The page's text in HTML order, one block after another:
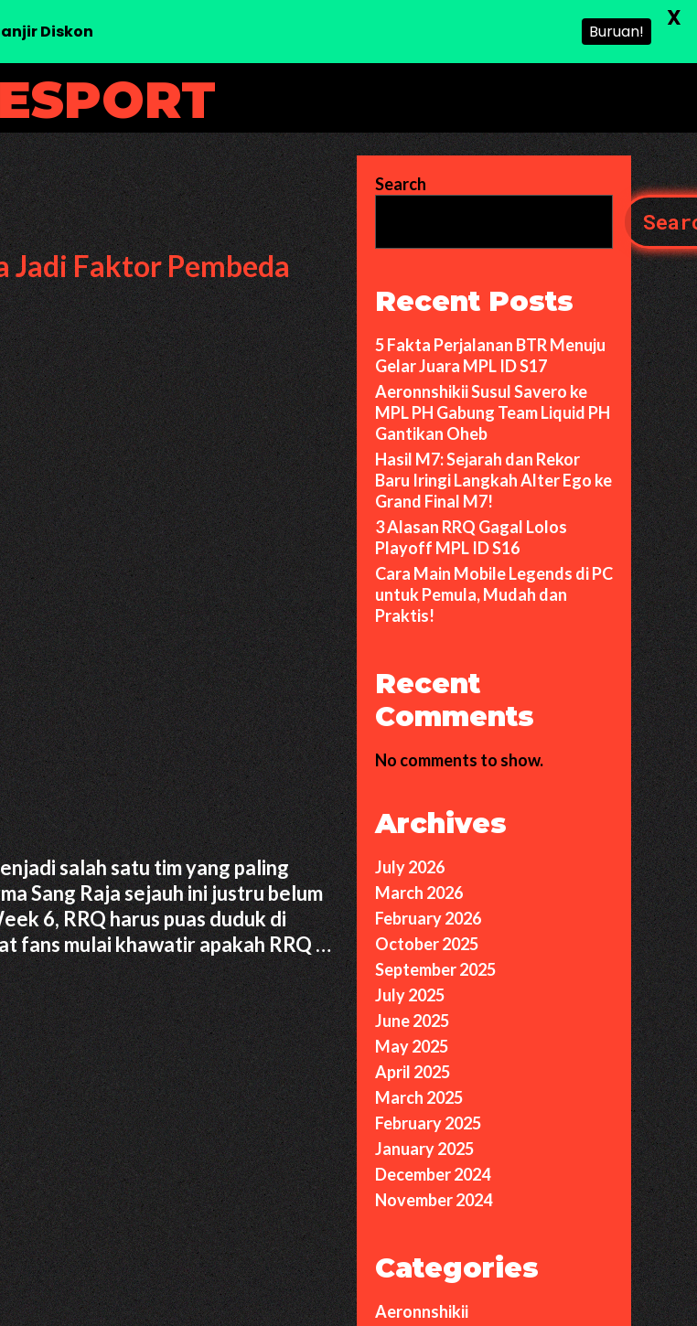
Jadi Faktor Pembeda
salah satu tim yang paling
Sang Raja sejauh ini justru belum
6, RRQ harus puas duduk di
fans mulai khawatir apakah RRQ …
Search
Recent Posts
5 Fakta Perjalanan BTR Menuju
Gelar Juara MPL ID S17
Aeronnshikii Susul Savero ke
MPL PH Gabung Team Liquid PH
Gantikan Oheb
Hasil M7: Sejarah dan Rekor
Baru Iringi Langkah Alter Ego ke
Grand Final M7!
3 Alasan RRQ Gagal Lolos
Playoff MPL ID S16
Cara Main Mobile Legends di PC
untuk Pemula, Mudah dan
Praktis!
Recent
Comments
No comments to show.
Archives
July 2026
March 2026
February 2026
October 2025
September 2025
July 2025
June 2025
May 2025
April 2025
March 2025
February 2025
January 2025
December 2024
November 2024
Categories
Aeronnshikii
Diskon Buruan! X